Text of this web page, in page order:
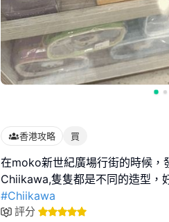
香港攻略 買
在moko新世紀廣場行街的時候，
#Chiikawa
評分